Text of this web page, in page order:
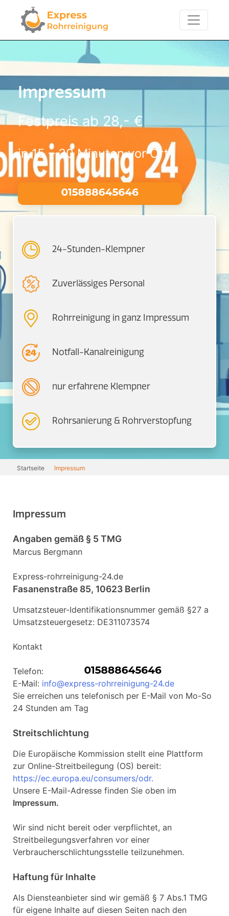
Impressum
Festpreis ab 28,- €
in 15 – 30 Minuten vor Ort
24-Stunden-Klempner
Zuverlässiges Personal
Rohrreinigung in ganz Impressum
Notfall-Kanalreinigung
nur erfahrene Klempner
Rohrsanierung & Rohrverstopfung
Startseite Impressum
Impressum
Angaben gemäß § 5 TMG
Marcus Bergmann
Express-rohrreinigung-24.de
Fasanenstraße 85, 10623 Berlin
Umsatzsteuer-Identifikationsnummer gemäß §27 a
Umsatzsteuergesetz: DE311073574
Kontakt
Telefon:
E-Mail: info@express-rohrreinigung-24.de
Sie erreichen uns telefonisch per E-Mail von Mo-So
24 Stunden am Tag
Streitschlichtung
Die Europäische Kommission stellt eine Plattform
zur Online-Streitbeilegung (OS) bereit:
https://ec.europa.eu/consumers/odr.
Unsere E-Mail-Adresse finden Sie oben im
Impressum.
Wir sind nicht bereit oder verpflichtet, an
Streitbeilegungsverfahren vor einer
Verbraucherschlichtungsstelle teilzunehmen.
Haftung für Inhalte
Als Diensteanbieter sind wir gemäß § 7 Abs.1 TMG
für eigene Inhalte auf diesen Seiten nach den